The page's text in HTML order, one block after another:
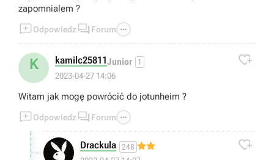
zapomnialem ?
Odpowiedz  Forum 
K kamilc25811Junior 1
2023-04-27 14:06

Witam jak mogę powrócić do jotunheim ?
Odpowiedz  Forum 
Drackula 248 